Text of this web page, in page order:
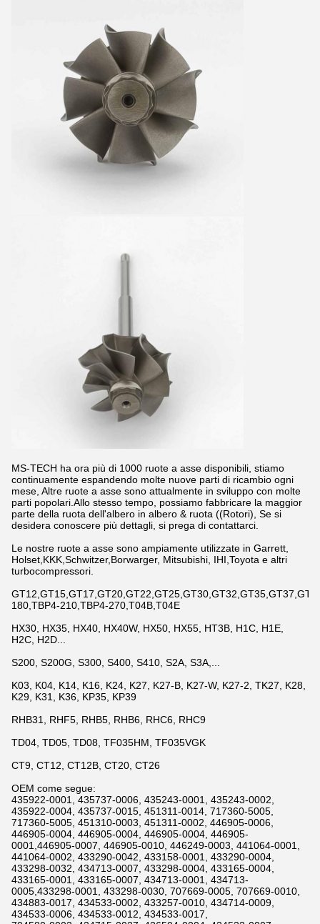
MS-TECH ha ora più di 1000 ruote a asse disponibili, stiamo
continuamente espandendo molte nuove parti di ricambio ogni
mese, Altre ruote a asse sono attualmente in sviluppo con molte
parti popolari.Allo stesso tempo, possiamo fabbricare la maggior
parte della ruota dell'albero in albero & ruota ((Rotori), Se si
desidera conoscere più dettagli, si prega di contattarci.
Le nostre ruote a asse sono ampiamente utilizzate in Garrett,
Holset,KKK,Schwitzer,Borwarger, Mitsubishi, IHI,Toyota e altri
turbocompressori.
180,TBP4-210,TBP4-270,T04B,T04E
HX30, HX35, HX40, HX40W, HX50, HX55, HT3B, H1C, H1E,
H2C, H2D...
S200, S200G, S300, S400, S410, S2A, S3A,...
K03, K04, K14, K16, K24, K27, K27-B, K27-W, K27-2, TK27, K28,
K29, K31, K36, KP35, KP39
RHB31, RHF5, RHB5, RHB6, RHC6, RHC9
TD04, TD05, TD08, TF035HM, TF035VGK
CT9, CT12, CT12B, CT20, CT26
OEM come segue:
435922-0001, 435737-0006, 435243-0001, 435243-0002,
435922-0004, 435737-0015, 451311-0014, 717360-5005,
717360-5005, 451310-0003, 451311-0002, 446905-0006,
446905-0004, 446905-0004, 446905-0004, 446905-
0001,446905-0007, 446905-0010, 446249-0003, 441064-0001,
441064-0002, 433290-0042, 433158-0001, 433290-0004,
433298-0032, 434713-0007, 433298-0004, 433165-0004,
433165-0001, 433165-0007, 434713-0001, 434713-
0005,433298-0001, 433298-0030, 707669-0005, 707669-0010,
434883-0017, 434533-0002, 433257-0010, 434714-0009,
434533-0006, 434533-0012, 434533-0017,